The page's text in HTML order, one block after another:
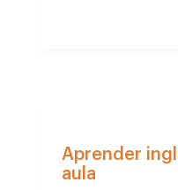
Aprender
aula